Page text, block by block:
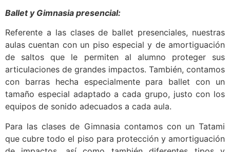
Ballet y Gimnasia presencial:
Referente a las clases de ballet presenciales, nuestras
aulas cuentan con un piso especial y de amortiguación
de saltos que le permiten al alumno proteger sus
articulaciones de grandes impactos. También, contamos
con barras hecha especialmente para ballet con un
tamaño especial adaptado a cada grupo, justo con los
equipos de sonido adecuados a cada aula.
Para las clases de Gimnasia contamos con un Tatami
que cubre todo el piso para protección y amortiguación